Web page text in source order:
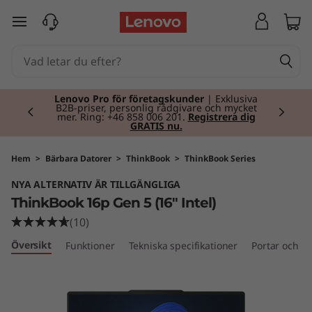
T
B
o
o
k
hoppa vidare till huvudinnehållet
Lenovo Pro för företagskunder | Exklusiva
B2B-priser, personlig rådgivare och mycket
mer. Ring: +46 858 006 201. Registrera dig
GRATIS nu.
Currently displaying item 2 of 2
Hem > Bärbara Datorer > ThinkBook > ThinkBook Series
NYA ALTERNATIV ÄR TILLGÄNGLIGA
ThinkBook 16p Gen 5 (16" Intel)
(10)
Översikt Funktioner Tekniska specifikationer Portar och